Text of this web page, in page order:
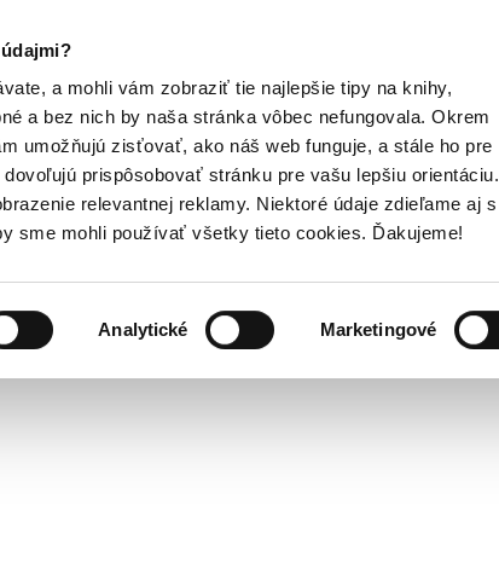
a mohli vám zobraziť tie najlepšie tipy na knihy,
a bez nich by naša stránka vôbec nefungovala. Okrem
umožňujú zisťovať, ako náš web funguje, a stále ho pre
prispôsobovať stránku pre vašu lepšiu orientáciu.
relevantnej reklamy. Niektoré údaje zdieľame aj s
sme mohli používať všetky tieto cookies. Ďakujeme!
Analytické Marketingové